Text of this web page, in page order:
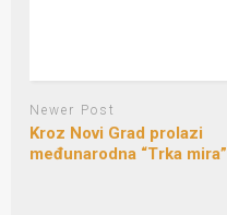
Newer Post
Kroz Novi Grad prolazi
međunarodna “Trka mira”